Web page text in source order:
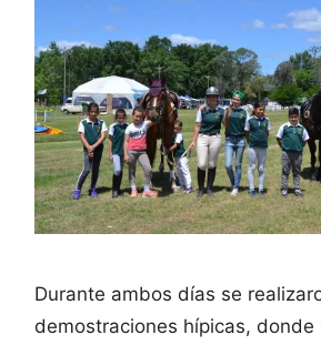
Durante ambos días se
demostraciones hípicas, donde